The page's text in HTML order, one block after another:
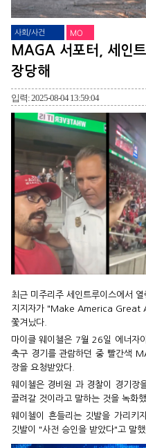
사회/사건 MO
MAGA 서포터, 세인
장당해
입력: 2025-08-04 13:59:04
최근 미주리주 세인트루이스에서
지지자가 "Make America Great
쫓겨났다.
마이클 웨이첼은 7월 26일 에너자
축구 경기를 관람하던 중 빨간색
장을 요청받았다.
웨이첼은 경비원 과 경찰이 경기장
끌려갈 것이라고 말하는 것을 녹화했
웨이첼이 흔들리는 깃발을 가리키
깃발이 "사전 승인을 받았다"고 말했